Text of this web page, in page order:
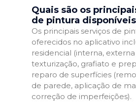
Quais são os
de pintura
Os principais serviços de
oferecidos no aplicativo
residencial (interna,
texturização, grafiato e
reparo de superfícies
de parede, aplicação de
correção de imperfeições).